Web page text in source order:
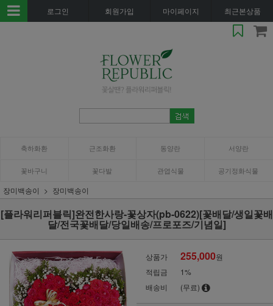
로그인 회원가입 마이페이지 최근본상품
축하화환 근조화환 동양란 서양란
꽃바구니 꽃다발 관엽식물 공기정화식물
장미백송이 장미백송이
[플라워리퍼블릭]완전한사랑-꽃상자(pb-0622)[꽃배달/생일꽃배
달/전국꽃배달/당일배송/프로포즈/기념일]
상품가 255,000원
적립금
1%
배송비
(무료)